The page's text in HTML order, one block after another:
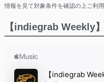
情報を見て対象条件を確認の上ご利用
【indiegrab Weekly】